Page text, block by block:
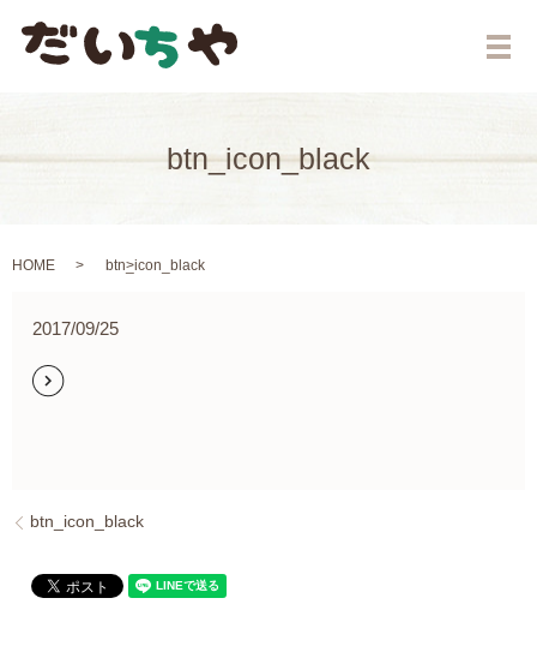
メ
btn_icon_black
HOME btn_icon_black
2017/09/25
btn_icon_black